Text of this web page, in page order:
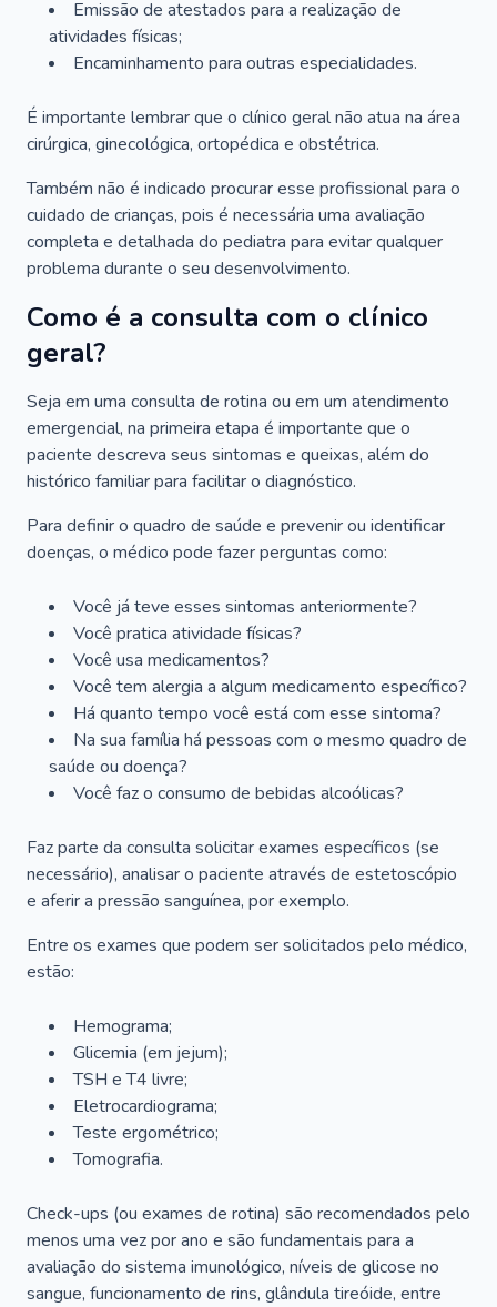
Emissão de atestados para a realização de
atividades físicas;
Encaminhamento para outras especialidades.
É importante lembrar que o clínico geral não atua na área
cirúrgica, ginecológica, ortopédica e obstétrica.
Também não é indicado procurar esse profissional para o
cuidado de crianças, pois é necessária uma avaliação
completa e detalhada do pediatra para evitar qualquer
problema durante o seu desenvolvimento.
Como é a consulta com o clínico
geral?
Seja em uma consulta de rotina ou em um atendimento
emergencial, na primeira etapa é importante que o
paciente descreva seus sintomas e queixas, além do
histórico familiar para facilitar o diagnóstico.
Para definir o quadro de saúde e prevenir ou identificar
doenças, o médico pode fazer perguntas como:
Você já teve esses sintomas anteriormente?
Você pratica atividade físicas?
Você usa medicamentos?
Você tem alergia a algum medicamento específico?
Há quanto tempo você está com esse sintoma?
Na sua família há pessoas com o mesmo quadro de
saúde ou doença?
Você faz o consumo de bebidas alcoólicas?
Faz parte da consulta solicitar exames específicos (se
necessário), analisar o paciente através de estetoscópio
e aferir a pressão sanguínea, por exemplo.
Entre os exames que podem ser solicitados pelo médico,
estão:
Hemograma;
Glicemia (em jejum);
TSH e T4 livre;
Eletrocardiograma;
Teste ergométrico;
Tomografia.
Check-ups (ou exames de rotina) são recomendados pelo
menos uma vez por ano e são fundamentais para a
avaliação do sistema imunológico, níveis de glicose no
sangue, funcionamento de rins, glândula tireóide, entre